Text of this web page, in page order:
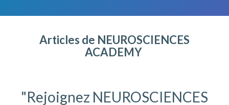
Articles de NEUROSCIENCES
ACADEMY
"Rejoignez NEUROSCIENCES